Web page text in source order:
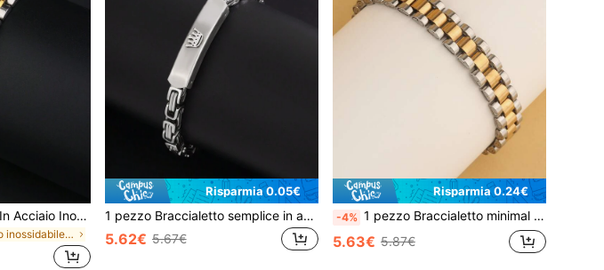
1 Pezzo Braccialetto In Acciaio Inossidabile Semplice E Alla Moda Con Design A Tre Corone
in Acciaio inossidabile Bracciali da uomo
Risparmia 0.05€
1 pezzo Braccialetto semplice in acciaio inossidabile con corona argentata
5.62€ 5.67€
Risparmia 0.24€
-4% 1 pezzo Braccialetto minimal ed elegante in acciaio inossidabile dorato, adatto per uomini, donne e coppie, accessorio di moda elegante per uso quotidiano, feste, appuntamenti, gioiello di alta qualità raccomandato come regalo
5.63€ 5.87€